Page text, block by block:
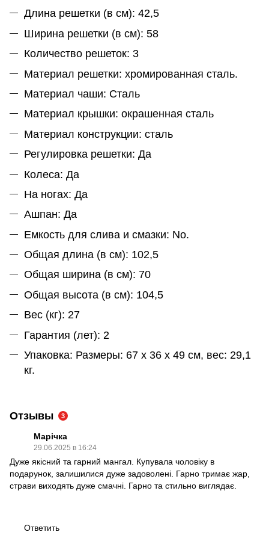
Длина решетки (в см): 42,5
Ширина решетки (в см): 58
Количество решеток: 3
Материал решетки: хромированная сталь.
Материал чаши: Сталь
Материал крышки: окрашенная сталь
Материал конструкции: сталь
Регулировка решетки: Да
Колеса: Да
На ногах: Да
Ашпан: Да
Емкость для слива и смазки: No.
Общая длина (в см): 102,5
Общая ширина (в см): 70
Общая высота (в см): 104,5
Вес (кг): 27
Гарантия (лет): 2
Упаковка: Размеры: 67 x 36 x 49 см, вес: 29,1
кг.
Отзывы 3
Марічка
29.06.2025 в 16:24
Дуже якісний та гарний мангал. Купувала чоловіку в
подарунок, залишилися дуже задоволені. Гарно тримає жар,
страви виходять дуже смачні. Гарно та стильно виглядає.
Ответить